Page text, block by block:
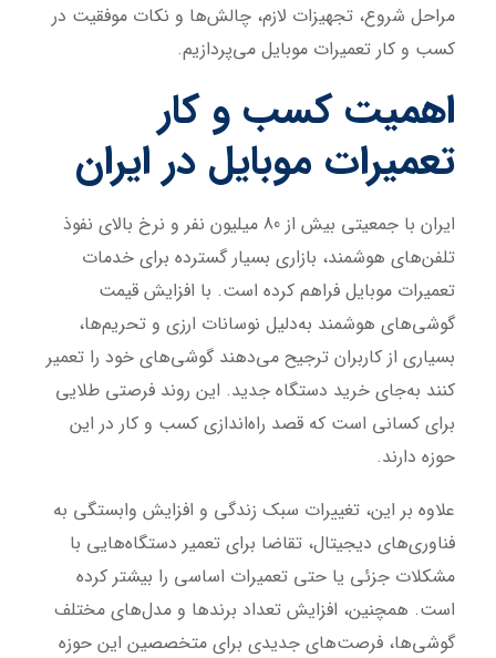
مراحل شروع، تجهیزات لازم، چالش‌ها و نکات موفقیت در
کسب و کار تعمیرات موبایل می‌پردازیم.
اهمیت کسب و کار
تعمیرات موبایل در ایران
ایران با جمعیتی بیش از 80 میلیون نفر و نرخ بالای نفوذ
تلفن‌های هوشمند، بازاری بسیار گسترده برای خدمات
تعمیرات موبایل فراهم کرده است. با افزایش قیمت
گوشی‌های هوشمند به‌دلیل نوسانات ارزی و تحریم‌ها،
بسیاری از کاربران ترجیح می‌دهند گوشی‌های خود را تعمیر
کنند به‌جای خرید دستگاه جدید. این روند فرصتی طلایی
برای کسانی است که قصد راه‌اندازی کسب و کار در این
حوزه دارند.
علاوه بر این، تغییرات سبک زندگی و افزایش وابستگی به
فناوری‌های دیجیتال، تقاضا برای تعمیر دستگاه‌هایی با
مشکلات جزئی یا حتی تعمیرات اساسی را بیشتر کرده
است. همچنین، افزایش تعداد برندها و مدل‌های مختلف
گوشی‌ها، فرصت‌های جدیدی برای متخصصین این حوزه